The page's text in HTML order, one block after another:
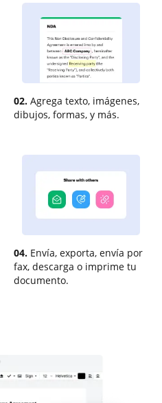
02. Agrega texto, imágenes,
dibujos, formas, y más.
04. Envía, exporta, envía por
fax, descarga o imprime tu
documento.